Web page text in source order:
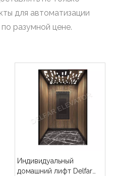
для автоматизации
разумной цене.
Индивидуальный
домашний лифт Delfar